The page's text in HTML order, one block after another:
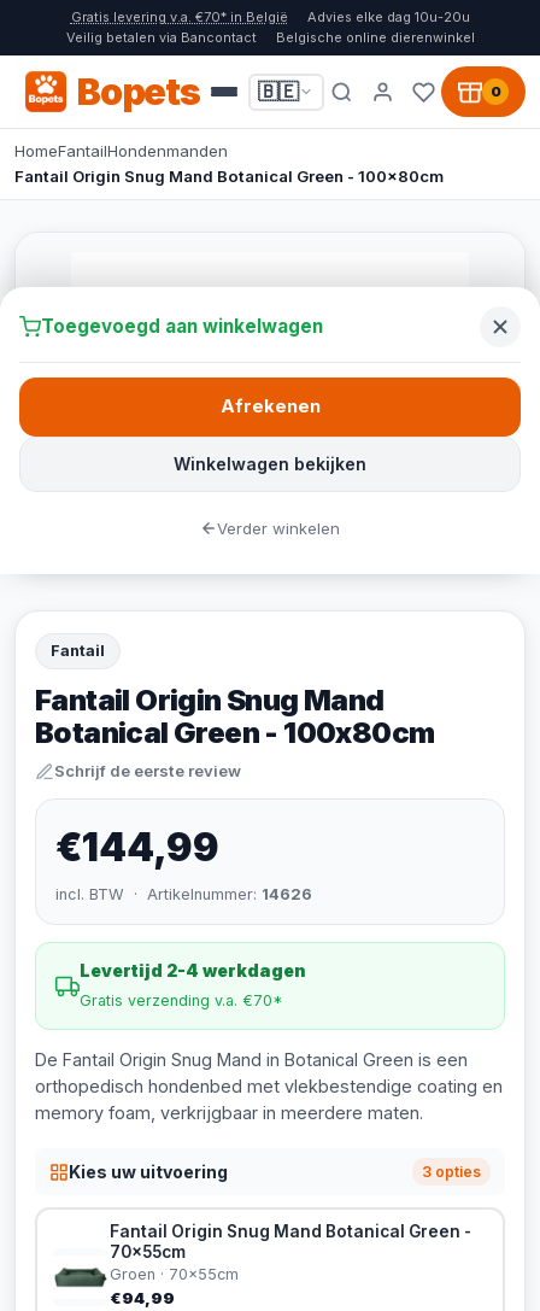
Gratis levering v.a. €70* in België
Advies elke dag 10u-20u
Veilig betalen via Bancontact
Belgische online dierenwinkel
Bopets 🇧🇪 0
HomeFantailHondenmanden
Fantail Origin Snug Mand Botanical Green - 100x80cm
Fantail
Fantail Origin Snug Mand
Botanical Green - 100x80cm
Schrijf de eerste review
€144,99
incl. BTW · Artikelnummer: 14626
Levertijd 2-4 werkdagen
Gratis verzending v.a. €70*
De Fantail Origin Snug Mand in Botanical Green is een
orthopedisch hondenbed met vlekbestendige coating en
memory foam, verkrijgbaar in meerdere maten.
Kies uw uitvoering 3 opties
Fantail Origin Snug Mand Botanical Green -
70x55cm
Groen · 70x55cm
€94,99
Toegevoegd aan winkelwagen
Winkelwagen bekijken
Afrekenen
Verder winkelen